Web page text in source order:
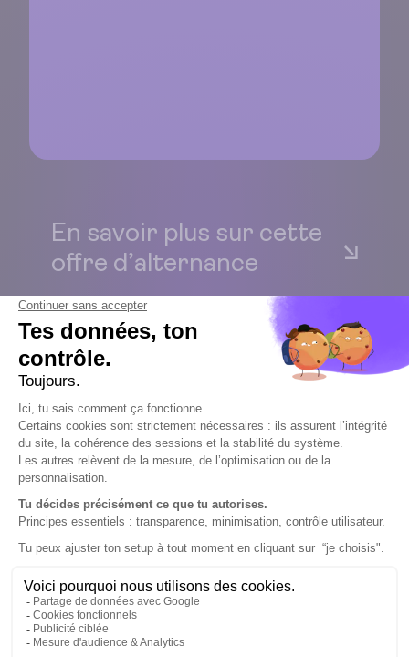
En savoir plus sur cette
offre d’alternance
Tu fais cette demande en tant que…
Sélectionnez une option
Ton nom*
Ton prénom*